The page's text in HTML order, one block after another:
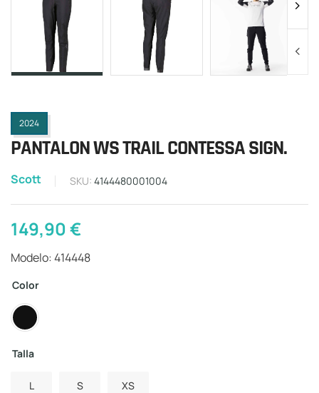
2024
PANTALON WS TRAIL CONTESSA SIGN.
Scott SKU: 4144480001004
149,90€
Modelo: 414448
Color
Talla
L S XS